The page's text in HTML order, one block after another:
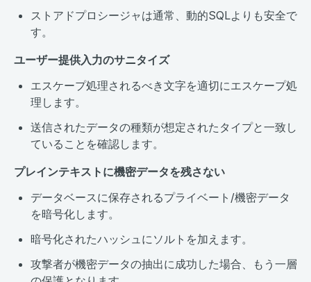
ストアドプロシージャは通常、動的SQLよりも安全で
す。
ユーザー提供入力のサニタイズ
エスケープ処理されるべき文字を適切にエスケープ処
理します。
送信されたデータの種類が想定されたタイプと一致し
ていることを確認します。
プレインテキストに機密データを残さない
データベースに保存されるプライベート/機密データ
を暗号化します。
暗号化されたハッシュにソルトを加えます。
攻撃者が機密データの抽出に成功した場合、もう一層